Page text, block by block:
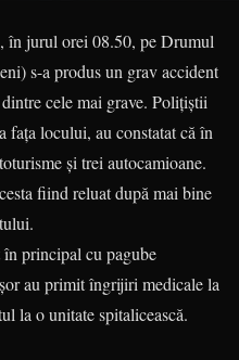
în jurul orei 08.50, pe Drumul
s-a produs un grav accident
cele mai grave. Polițiștii
locului, au constatat că în
și trei autocamioane.
fiind reluat după mai bine
principal cu pagube
au primit îngrijiri medicale la
la o unitate spitalicească.